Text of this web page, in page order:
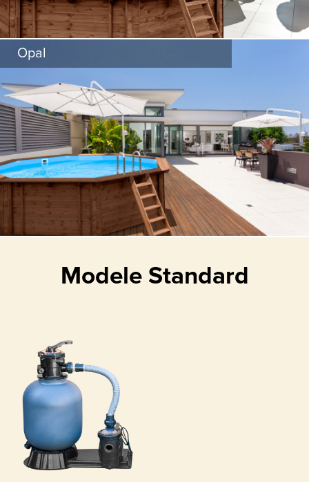
Opal
Modele Standard
Drabinka wewnętrzna ze stali nierdzewnej
Geowłóknina izolująca ścianki i dno basenu